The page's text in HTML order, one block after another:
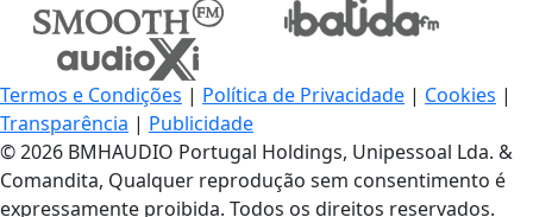
Termos e Condições | Política de Privacidade | Cookies |
Transparência | Publicidade
© 2026 BMHAUDIO Portugal Holdings, Unipessoal Lda. &
Comandita, Qualquer reprodução sem consentimento é
expressamente proibida. Todos os direitos reservados.